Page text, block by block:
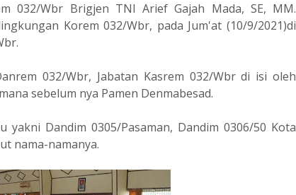
032/Wbr Brigjen TNI Arief Gajah Mada, SE, MM.
Korem 032/Wbr, pada Jum'at (10/9/2021)di
032/Wbr, Jabatan Kasrem 032/Wbr di isi oleh
sebelum nya Pamen Denmabesad.
yakni Dandim 0305/Pasaman, Dandim 0306/50 Kota
nama-namanya.